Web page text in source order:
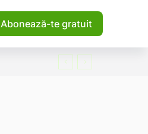
Abonează-te gratuit